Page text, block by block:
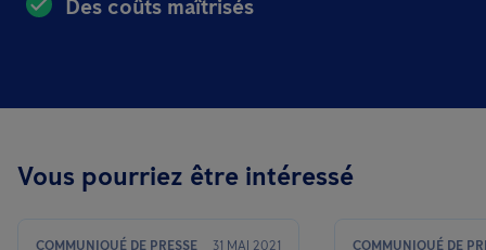
Des coûts maîtrisés
Vous pourriez être intéressé
COMMUNIQUÉ DE PRESSE 31 MAI 2021 COMMUNIQUÉ DE